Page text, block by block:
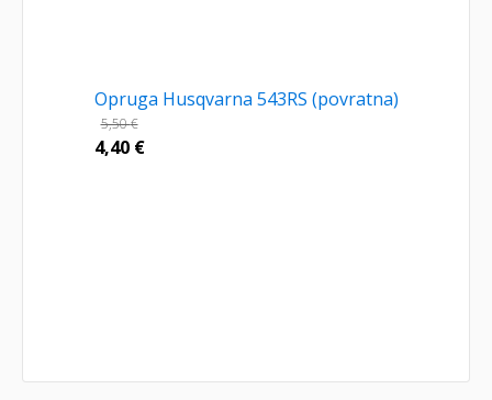
Opruga Husqvarna 543RS (povratna)
5,50€
4,40 €